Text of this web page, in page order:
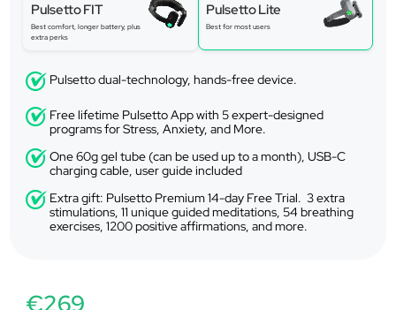
Pulsetto FIT
Best comfort, longer battery, plus
extra perks
Pulsetto Lite
Best for most users
Pulsetto dual-technology, hands-free device.
Free lifetime Pulsetto App with 5 expert-designed
programs for Stress, Anxiety, and More.
One 60g gel tube (can be used up to a month), USB-C
charging cable, user guide included
Extra gift: Pulsetto Premium 14-day Free Trial. 3 extra
stimulations, 11 unique guided meditations, 54 breathing
exercises, 1200 positive affirmations, and more.